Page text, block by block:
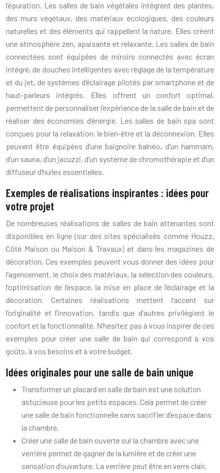
l’épuration. Les salles de bain végétales intègrent des plantes,
des murs végétaux, des matériaux écologiques, des couleurs
naturelles et des éléments qui rappellent la nature. Elles créent
une atmosphère zen, apaisante et relaxante. Les salles de bain
connectées sont équipées de miroirs connectés avec écran
intégré, de douches intelligentes avec réglage de la température
et du jet, de systèmes d’éclairage pilotés par smartphone et de
haut-parleurs intégrés. Elles offrent un confort optimal,
permettent de personnaliser l’expérience de la salle de bain et de
réaliser des économies d’énergie. Les salles de bain spa sont
conçues pour la relaxation, le bien-être et la déconnexion. Elles
peuvent être équipées d’une baignoire balnéo, d’un hammam,
d’un sauna, d’un jacuzzi, d’un système de chromothérapie et d’un
diffuseur d’huiles essentielles.
Exemples de réalisations inspirantes : idées pour
votre projet
De nombreuses réalisations de salles de bain attenantes sont
disponibles en ligne (sur des sites spécialisés comme Houzz,
Côté Maison ou Maison & Travaux) et dans les magazines de
décoration. Ces exemples peuvent vous donner des idées pour
l’agencement, le choix des matériaux, la sélection des couleurs,
l’optimisation de l’espace, la mise en place de l’éclairage et la
décoration. Certaines réalisations mettent l’accent sur
l’originalité et l’innovation, tandis que d’autres privilégient le
confort et la fonctionnalité. N’hésitez pas à vous inspirer de ces
exemples pour créer une salle de bain qui correspond à vos
goûts, à vos besoins et à votre budget.
Idées originales pour une salle de bain unique
Transformer un placard en salle de bain est une solution
astucieuse pour les petits espaces. Cela permet de créer
une salle de bain fonctionnelle sans sacrifier d’espace dans
la chambre.
Créer une salle de bain ouverte sur la chambre avec une
verrière permet de gagner de la lumière et de créer une
sensation d’ouverture. La verrière peut être en verre clair,